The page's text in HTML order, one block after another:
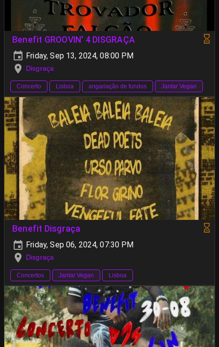
Benefit GROOVIN' 4 DISGRAÇA
Friday, Sep 13, 2024, 08:00 PM
Disgraça
Concerto Lisboa angariação de fundos Jantar Vegan
Benefit Disgraça
Friday, Sep 06, 2024, 07:30 PM
Disgraça
Concertos Jantar Vegan Lisboa